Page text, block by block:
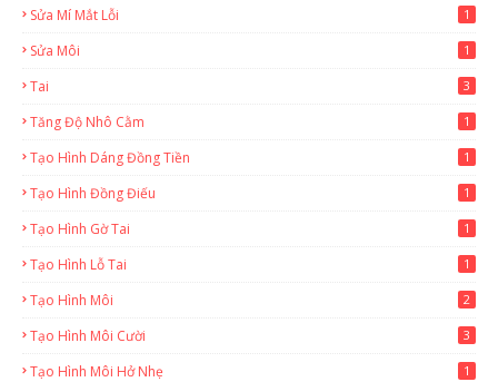
Sửa Mí Mắt Lỗi 1
Sửa Môi 1
Tai 3
Tăng Độ Nhô Cằm 1
Tạo Hình Dáng Đồng Tiền 1
Tạo Hình Đồng Điếu 1
Tạo Hình Gờ Tai 1
Tạo Hình Lỗ Tai 1
Tạo Hình Môi 2
Tạo Hình Môi Cười 3
Tạo Hình Môi Hở Nhẹ 1